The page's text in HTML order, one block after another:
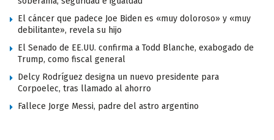
El cáncer que padece Joe Biden es «muy doloroso» y «muy
debilitante», revela su hijo
El Senado de EE.UU. confirma a Todd Blanche, exabogado de
Trump, como fiscal general
Delcy Rodríguez designa un nuevo presidente para
Corpoelec, tras llamado al ahorro
Fallece Jorge Messi, padre del astro argentino